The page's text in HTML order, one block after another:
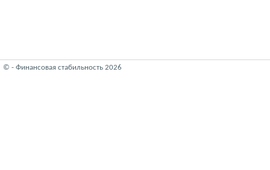
© - Финансовая стабильность 2026